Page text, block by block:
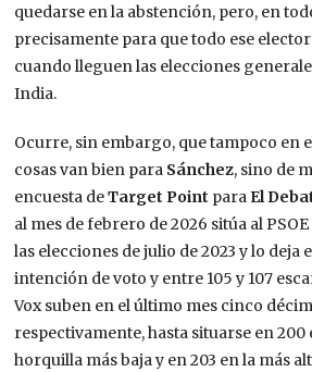
quedarse en la abstención, pero, en
precisamente para que todo ese
cuando lleguen las elecciones
India.
Ocurre, sin embargo, que tampoco en
cosas van bien para Sánchez, sino de
encuesta deTarget Point para El
al mes de febrero de 2026 sitúa al
las elecciones de julio de 2023 y lo deja
intención de voto y entre 105 y 107
Vox suben en el último mes cinco
respectivamente, hasta situarse en 200
horquilla más baja y en 203 en la más